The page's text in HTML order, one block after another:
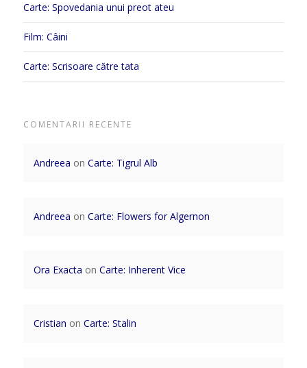
Carte: Spovedania unui preot ateu
Film: Câini
Carte: Scrisoare către tata
COMENTARII RECENTE
Andreea on Carte: Tigrul Alb
Andreea on Carte: Flowers for Algernon
Ora Exacta on Carte: Inherent Vice
Cristian on Carte: Stalin